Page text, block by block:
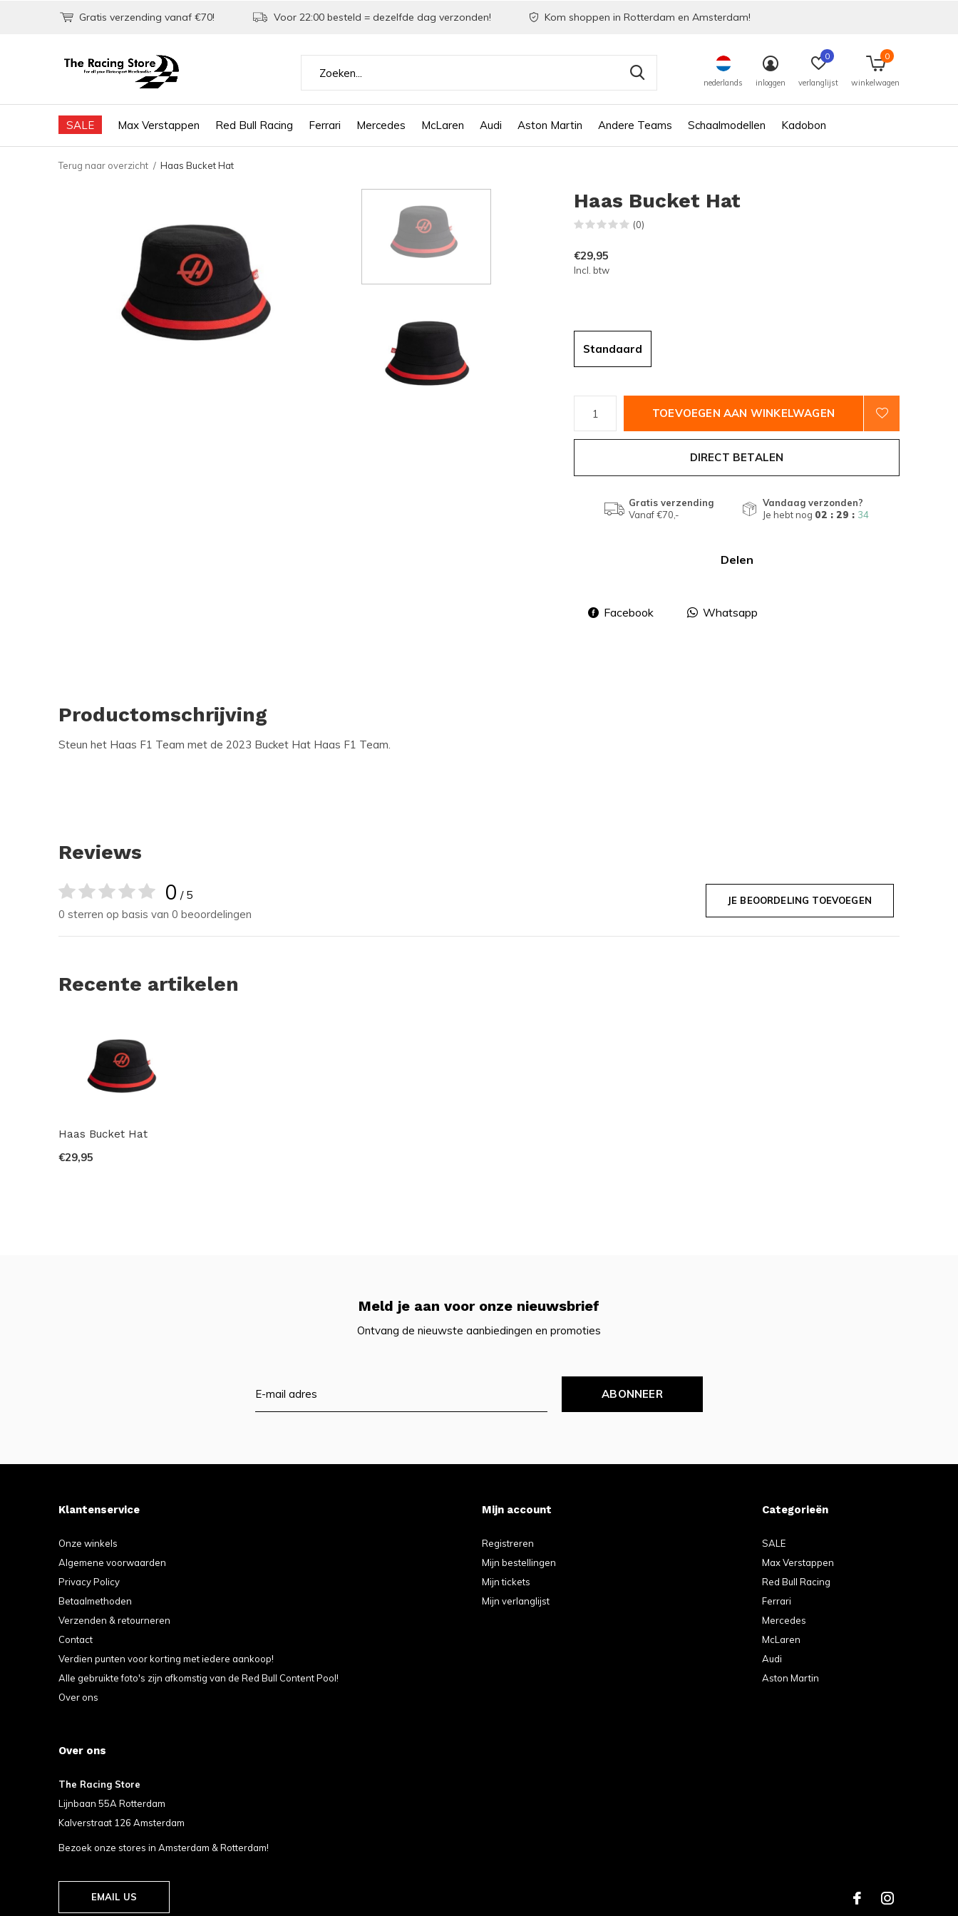
SALE Max Verstappen Red Bull Racing Ferrari Mercedes McLaren Audi Aston Martin Andere Teams Schaalmodellen Kadobon
nederlands inloggen verlanglijst
0
winkelwagen
0
Gratis verzending vanaf €70! Voor 22:00 besteld = dezelfde dag verzonden! Kom shoppen in Rotterdam en Amsterdam!
Terug naar overzicht Haas Bucket Hat
Haas Bucket Hat
(0)
€29,95
Incl. btw
Standaard
TOEVOEGEN AAN WINKELWAGEN
DIRECT BETALEN
Gratis verzending
Vanaf €70,-
Vandaag verzonden?
Je hebt nog 02 : 29 : 34
Delen
Facebook Whatsapp
Productomschrijving
Steun het Haas F1 Team met de 2023 Bucket Hat Haas F1 Team.
Reviews
0 / 5
0 sterren op basis van 0 beoordelingen
JE BEOORDELING TOEVOEGEN
Recente artikelen
Haas Bucket Hat
€29,95
Meld je aan voor onze nieuwsbrief
Ontvang de nieuwste aanbiedingen en promoties
ABONNEER
Klantenservice
Onze winkels
Algemene voorwaarden
Privacy Policy
Betaalmethoden
Verzenden & retourneren
Contact
Verdien punten voor korting met iedere aankoop!
Alle gebruikte foto's zijn afkomstig van de Red Bull Content Pool!
Over ons
Mijn account
Registreren
Mijn bestellingen
Mijn tickets
Mijn verlanglijst
Categorieën
SALE
Max Verstappen
Red Bull Racing
Ferrari
Mercedes
McLaren
Audi
Aston Martin
Over ons
The Racing Store
Lijnbaan 55A Rotterdam
Kalverstraat 126 Amsterdam
Bezoek onze stores in Amsterdam & Rotterdam!
EMAIL US